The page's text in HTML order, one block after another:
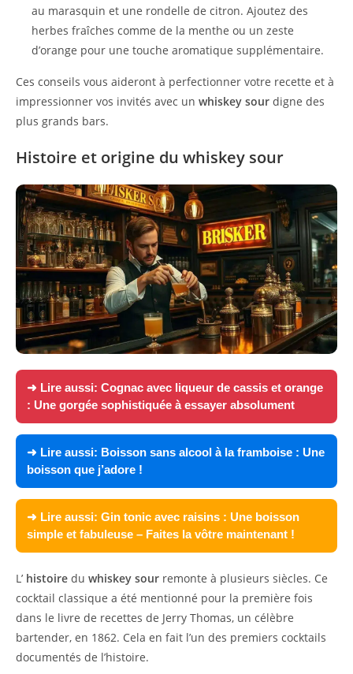
au marasquin et une rondelle de citron. Ajoutez des
herbes fraîches comme de la menthe ou un zeste
d’orange pour une touche aromatique supplémentaire.
Ces conseils vous aideront à perfectionner votre recette et à
impressionner vos invités avec un whiskey sour digne des
plus grands bars.
Histoire et origine du whiskey sour
➜ Lire aussi: Cognac avec liqueur de cassis et orange
: Une gorgée sophistiquée à essayer absolument
➜ Lire aussi: Boisson sans alcool à la framboise : Une
boisson que j’adore !
➜ Lire aussi: Gin tonic avec raisins : Une boisson
simple et fabuleuse – Faites la vôtre maintenant !
L’ histoire du whiskey sour remonte à plusieurs siècles. Ce
cocktail classique a été mentionné pour la première fois
dans le livre de recettes de Jerry Thomas, un célèbre
bartender, en 1862. Cela en fait l’un des premiers cocktails
documentés de l’histoire.